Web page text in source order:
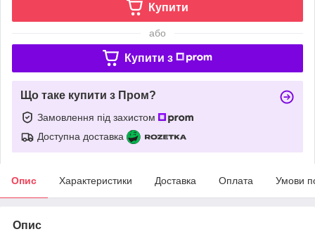
Купити
або
Купити з
Що таке купити з Пром?
Замовлення під захистом
Доступна доставка
Опис Характеристики Доставка Оплата Умови
Опис